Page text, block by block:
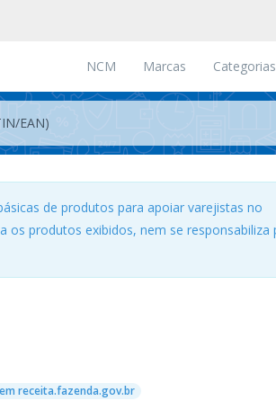
NCM Marcas Categorias
de produtos para apoiar varejistas no
os produtos exibidos, nem se responsabiliza
receita.fazenda.gov.br